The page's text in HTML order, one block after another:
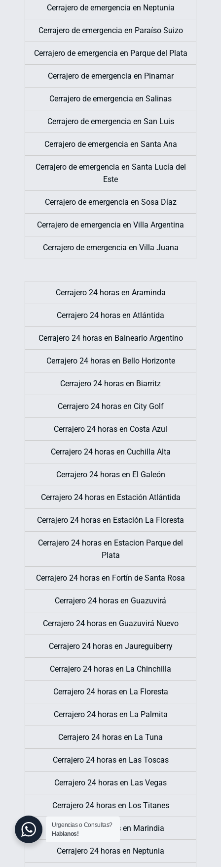
Cerrajero de emergencia en Neptunia
Cerrajero de emergencia en Paraíso Suizo
Cerrajero de emergencia en Parque del Plata
Cerrajero de emergencia en Pinamar
Cerrajero de emergencia en Salinas
Cerrajero de emergencia en San Luis
Cerrajero de emergencia en Santa Ana
Cerrajero de emergencia en Santa Lucía del
Este
Cerrajero de emergencia en Sosa Díaz
Cerrajero de emergencia en Villa Argentina
Cerrajero de emergencia en Villa Juana
Cerrajero 24 horas en Araminda
Cerrajero 24 horas en Atlántida
Cerrajero 24 horas en Balneario Argentino
Cerrajero 24 horas en Bello Horizonte
Cerrajero 24 horas en Biarritz
Cerrajero 24 horas en City Golf
Cerrajero 24 horas en Costa Azul
Cerrajero 24 horas en Cuchilla Alta
Cerrajero 24 horas en El Galeón
Cerrajero 24 horas en Estación Atlántida
Cerrajero 24 horas en Estación La Floresta
Cerrajero 24 horas en Estacion Parque del
Plata
Cerrajero 24 horas en Fortín de Santa Rosa
Cerrajero 24 horas en Guazuvirá
Cerrajero 24 horas en Guazuvirá Nuevo
Cerrajero 24 horas en Jaureguiberry
Cerrajero 24 horas en La Chinchilla
Cerrajero 24 horas en La Floresta
Cerrajero 24 horas en La Palmita
Cerrajero 24 horas en La Tuna
Cerrajero 24 horas en Las Toscas
Cerrajero 24 horas en Las Vegas
Cerrajero 24 horas en Los Titanes
Cerrajero 24 horas en Marindia
Cerrajero 24 horas en Neptunia
Urgencias o Consultas?
Hablanos!